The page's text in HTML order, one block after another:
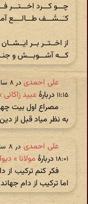
چـــو کـــرد اخـــتـــر
کـَــشَـــف طـــالــــع
از اخــتــر بــر
کـــه آشـــوبـــش و
علی احمدی
۱۱:۱۵ دربارهٔعبید
مصراع اول بیت
به نظر میاد قبل از
علی احمدی
۱۸:۰۱ دربارهٔ مولانا »
فکر کنم ترکیب از
اما ترکیب از دام